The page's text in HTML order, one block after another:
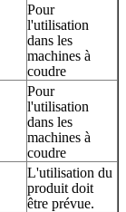
Pour
l'utilisation
dans les
machines à
coudre
Pour
l'utilisation
dans les
machines à
coudre
L'utilisation du
produit doit
être prévue.